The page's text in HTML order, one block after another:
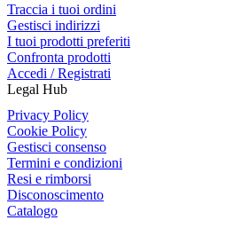
Traccia i tuoi ordini
Gestisci indirizzi
I tuoi prodotti preferiti
Confronta prodotti
Accedi / Registrati
Legal Hub
Privacy Policy
Cookie Policy
Gestisci consenso
Termini e condizioni
Resi e rimborsi
Disconoscimento
Catalogo